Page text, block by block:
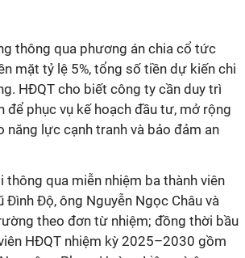
thông qua phương án chia cổ tức
mặt tỷ lệ 5%, tổng số tiền dự kiến chi
HĐQT cho biết công ty cần duy trì
để phục vụ kế hoạch đầu tư, mở rộng
năng lực cạnh tranh và bảo đảm an
thông qua miễn nhiệm ba thành viên
Đình Độ, ông Nguyễn Ngọc Châu và
theo đơn từ nhiệm; đồng thời bầu
HĐQT nhiệm kỳ 2025–2030 gồm